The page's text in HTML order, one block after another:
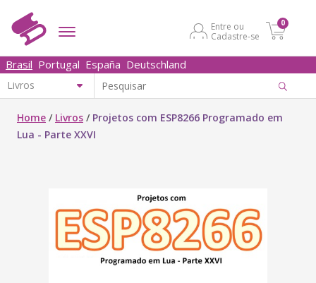
Entre ou
Cadastre-se
0
Brasil Portugal España Deutschland
Home / Livros / Projetos com ESP8266 Programado em
Lua - Parte XXVI